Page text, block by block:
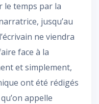
le temps par la
jusqu’au
ne viendra
face à la
et simplement,
ont été rédigés
appelle